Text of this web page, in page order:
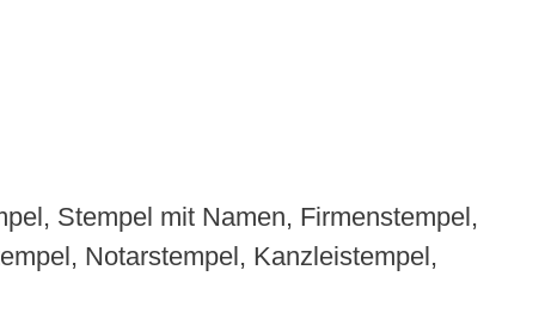
Stempel mit Namen, Firmenstempel,
Notarstempel, Kanzleistempel,